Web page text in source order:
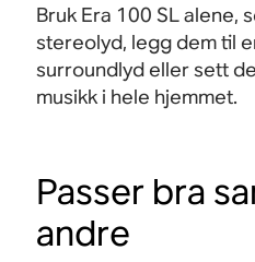
Bruk Era 100 SL alene,
stereolyd, legg dem til
surroundlyd eller sett
musikk i hele hjemmet.
Passer bra
andre